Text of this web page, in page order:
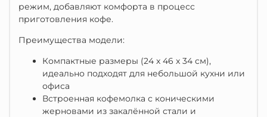
режим, добавляют комфорта в процесс
приготовления кофе.
Преимущества модели:
Компактные размеры (24 x 46 x 34 см),
идеально подходят для небольшой кухни или
офиса
Встроенная кофемолка с коническими
жерновами из закалённой стали и